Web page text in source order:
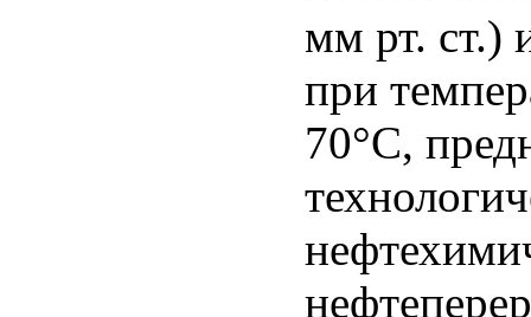
мм рт. ст.)
при
70°С,